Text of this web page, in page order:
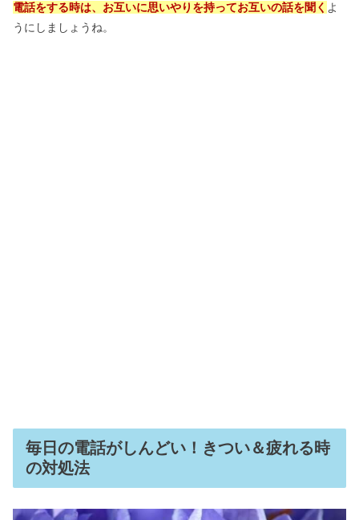
電話をする時は、お互いに思いやりを持ってお互いの話を聞く よ
うにしましょうね。
毎日の電話がしんどい！きつい＆疲れる時
の対処法